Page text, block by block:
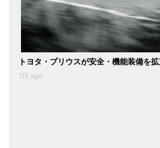
トヨタ・プリウスが安全・機能装備を
7日 ago